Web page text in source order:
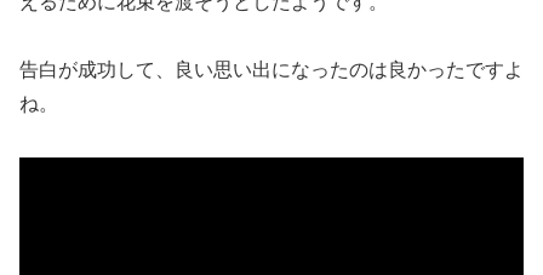
告白が成功して、良い思い出になったのは良かったですよ
ね。